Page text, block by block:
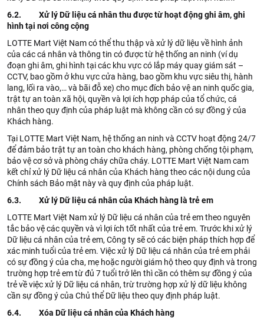
6.2. Xử lý Dữ liệu cá nhân thu được từ hoạt động ghi âm, ghi
hình tại nơi công cộng
LOTTE Mart Việt Nam có thể thu thập và xử lý dữ liệu về hình ảnh
của các cá nhân và thông tin có được từ hệ thống an ninh (ví dụ
đoạn ghi âm, ghi hình tại các khu vực có lắp máy quay giám sát –
CCTV, bao gồm ở khu vực cửa hàng, bao gồm khu vực siêu thị, hành
lang, lối ra vào,… và bãi đỗ xe) cho mục đích bảo vệ an ninh quốc gia,
trật tự an toàn xã hội, quyền và lợi ích hợp pháp của tổ chức, cá
nhân theo quy định của pháp luật mà không cần có sự đồng ý của
Khách hàng.
Tại LOTTE Mart Việt Nam, hệ thống an ninh và CCTV hoạt động 24/7
để đảm bảo trật tự an toàn cho khách hàng, phòng chống tội phạm,
bảo vệ cơ sở và phòng cháy chữa cháy. LOTTE Mart Việt Nam cam
kết chỉ xử lý Dữ liệu cá nhân của Khách hàng theo các nội dung của
Chính sách Bảo mật này và quy định của pháp luật.
6.3. Xử lý Dữ liệu cá nhân của Khách hàng là trẻ em
LOTTE Mart Việt Nam xử lý Dữ liệu cá nhân của trẻ em theo nguyên
tắc bảo vệ các quyền và vì lợi ích tốt nhất của trẻ em. Trước khi xử lý
Dữ liệu cá nhân của trẻ em, Công ty sẽ có các biện pháp thích hợp để
xác minh tuổi của trẻ em. Việc xử lý Dữ liệu cá nhân của trẻ em phải
có sự đồng ý của cha, mẹ hoặc người giám hộ theo quy định và trong
trường hợp trẻ em từ đủ 7 tuổi trở lên thì cần có thêm sự đồng ý của
trẻ về việc xử lý Dữ liệu cá nhân, trừ trường hợp xử lý dữ liệu không
cần sự đồng ý của Chủ thể Dữ liệu theo quy định pháp luật.
6.4. Xóa Dữ liệu cá nhân của Khách hàng